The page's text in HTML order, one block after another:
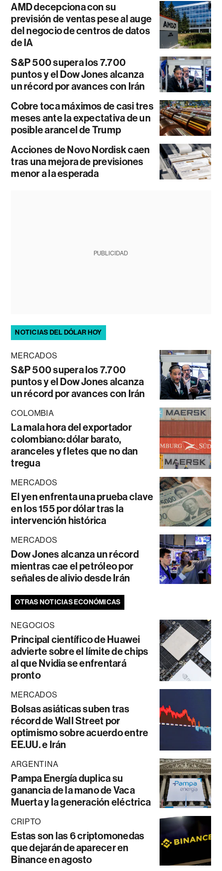
AMD decepciona con su
previsión de ventas pese al auge
del negocio de centros de datos
de IA
S&P 500 supera los 7.700
puntos y el Dow Jones alcanza
un récord por avances con Irán
Cobre toca máximos de casi tres
meses ante la expectativa de un
posible arancel de Trump
Acciones de Novo Nordisk caen
tras una mejora de previsiones
menor a la esperada
PUBLICIDAD
NOTICIAS DEL DÓLAR HOY
MERCADOS
S&P 500 supera los 7.700
puntos y el Dow Jones alcanza
un récord por avances con Irán
COLOMBIA
La mala hora del exportador
colombiano: dólar barato,
aranceles y fletes que no dan
tregua
MERCADOS
El yen enfrenta una prueba clave
en los 155 por dólar tras la
intervención histórica
MERCADOS
Dow Jones alcanza un récord
mientras cae el petróleo por
señales de alivio desde Irán
OTRAS NOTICIAS ECONÓMICAS
NEGOCIOS
Principal científico de Huawei
advierte sobre el límite de chips
al que Nvidia se enfrentará
pronto
MERCADOS
Bolsas asiáticas suben tras
récord de Wall Street por
optimismo sobre acuerdo entre
EE.UU. e Irán
ARGENTINA
Pampa Energía duplica su
ganancia de la mano de Vaca
Muerta y la generación eléctrica
CRIPTO
Estas son las 6 criptomonedas
que dejarán de aparecer en
Binance en agosto